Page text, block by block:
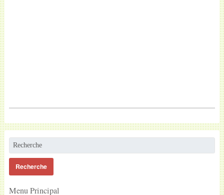
Menu Principal